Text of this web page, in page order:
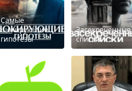
Самые
шокирующие
гипотезы
Засекреченные
списки